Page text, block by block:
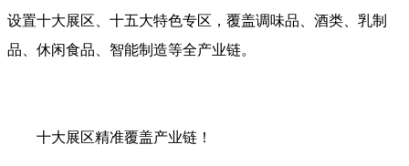
设置十大展区、十五大特色专区，覆盖调味品、酒类、乳制
品、休闲食品、智能制造等全产业链。
十大展区精准覆盖产业链！